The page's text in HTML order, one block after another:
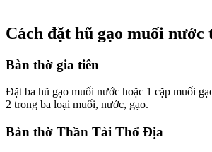
Cách đặt hũ gạo muối
Bàn thờ gia tiên
Đặt ba hũ gạo muối nước hoặc 1 cặp muối
2 trong ba loại muối, nước, gạo.
Bàn thờ Thần Tài Thổ Địa